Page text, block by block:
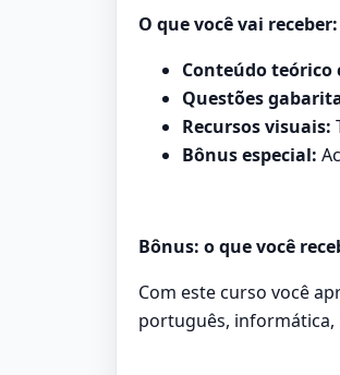
O que você vai receber:
Conteúdo teórico
Questões
Recursos visuais:
Bônus especial:
Bônus: o que você
Com este curso você
português,